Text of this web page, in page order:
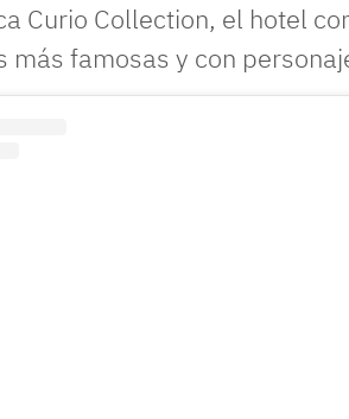
Curio Collection, el hotel
más famosas y con